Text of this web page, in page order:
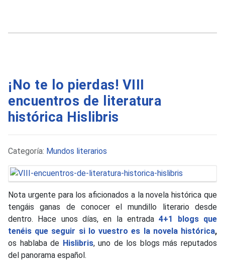
¡No te lo pierdas! VIII
encuentros de literatura
histórica Hislibris
Detalles
Categoría: Mundos literarios
Nota urgente para los aficionados a la novela histórica que
tengáis ganas de conocer el mundillo literario desde
dentro. Hace unos días, en la entrada4+1 blogs que
tenéis que seguir si lo vuestro es la novela histórica,
os hablaba de Hislibris, uno de los blogs más reputados
del panorama español.